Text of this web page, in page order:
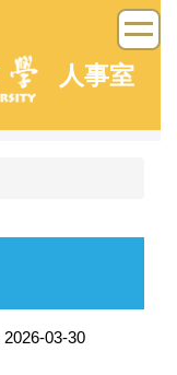
人事室
2026-03-30